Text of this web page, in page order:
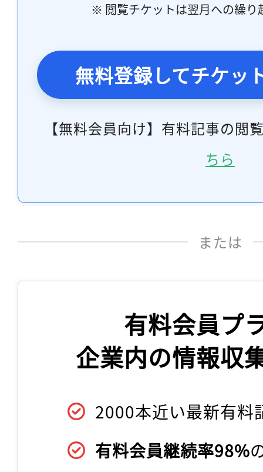
※ 閲覧チケットは翌月への繰り
無料登録してチケッ
【無料会員向け】有料記事の閲
ちら
または
有料会員プ
企業内の情報収
2000本近い最新有料
有料会員継続率98%